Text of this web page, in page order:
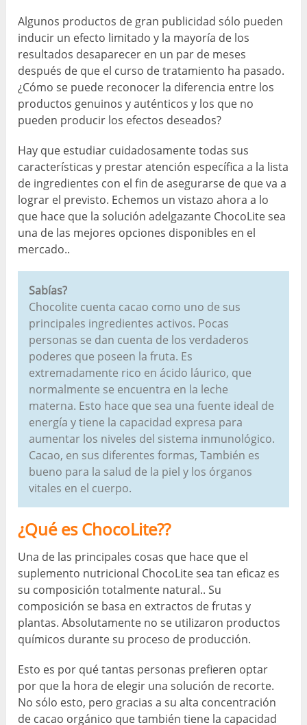
Algunos productos de gran publicidad sólo pueden
inducir un efecto limitado y la mayoría de los
resultados desaparecer en un par de meses
después de que el curso de tratamiento ha pasado.
¿Cómo se puede reconocer la diferencia entre los
productos genuinos y auténticos y los que no
pueden producir los efectos deseados?
Hay que estudiar cuidadosamente todas sus
características y prestar atención específica a la lista
de ingredientes con el fin de asegurarse de que va a
lograr el previsto. Echemos un vistazo ahora a lo
que hace que la solución adelgazante ChocoLite sea
una de las mejores opciones disponibles en el
mercado..
Sabías?
Chocolite cuenta cacao como uno de sus
principales ingredientes activos. Pocas
personas se dan cuenta de los verdaderos
poderes que poseen la fruta. Es
extremadamente rico en ácido láurico, que
normalmente se encuentra en la leche
materna. Esto hace que sea una fuente ideal de
energía y tiene la capacidad expresa para
aumentar los niveles del sistema inmunológico.
Cacao, en sus diferentes formas, También es
bueno para la salud de la piel y los órganos
vitales en el cuerpo.
¿Qué es ChocoLite??
Una de las principales cosas que hace que el
suplemento nutricional ChocoLite sea tan eficaz es
su composición totalmente natural.. Su
composición se basa en extractos de frutas y
plantas. Absolutamente no se utilizaron productos
químicos durante su proceso de producción.
Esto es por qué tantas personas prefieren optar
por que la hora de elegir una solución de recorte.
No sólo esto, pero gracias a su alta concentración
de cacao orgánico que también tiene la capacidad